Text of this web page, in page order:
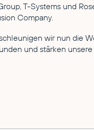
T-Systems und
Company.
wir nun die
und stärken